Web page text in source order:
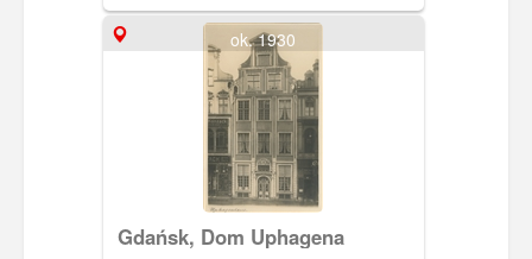
ok. 1930
Gdańsk, Dom Uphagena